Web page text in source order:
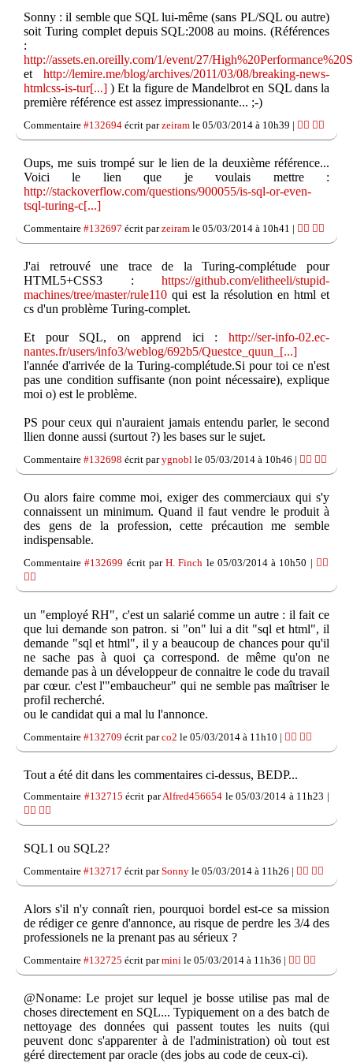
Sonny : il semble que SQL lui-même (sans PL/SQL ou autre)
soit Turing complet depuis SQL:2008 au moins. (Références
:
http://assets.en.oreilly.com/1/event/27/
et http://lemire.me/blog/archives/2011/03/08/breaking-news-
htmlcss-is-tur[...] ) Et la figure de Mandelbrot en SQL dans la
première référence est assez impressionante... ;-)
Commentaire #132694 écrit parzeiram le 05/03/2014 à 10h39 | 👍🏽 👎🏽
Oups, me suis trompé sur le lien de la deuxième référence...
Voici le lien que je voulais mettre :
http://stackoverflow.com/questions/900055/is-sql-or-even-
tsql-turing-c[...]
Commentaire #132697 écrit parzeiram le 05/03/2014 à 10h41 | 👍🏽 👎🏽
J'ai retrouvé une trace de la Turing-complétude pour
HTML5+CSS3 : https://github.com/elitheeli/stupid-
machines/tree/master/rule110 qui est la résolution en html et
cs d'un problème Turing-complet.
Et pour SQL, on apprend ici : http://ser-info-02.ec-
nantes.fr/users/info3/weblog/692b5/Questce_quun_[...]
l'année d'arrivée de la Turing-complétude.Si pour toi ce n'est
pas une condition suffisante (non point nécessaire), explique
moi o) est le problème.
PS pour ceux qui n'auraient jamais entendu parler, le second
llien donne aussi (surtout ?) les bases sur le sujet.
Commentaire #132698 écrit parygnobl le 05/03/2014 à 10h46 | 👍🏽 👎🏽
Ou alors faire comme moi, exiger des commerciaux qui s'y
connaissent un minimum. Quand il faut vendre le produit à
des gens de la profession, cette précaution me semble
indispensable.
Commentaire#132699 écrit par H. Finch le 05/03/2014 à 10h50 | 👍🏽
👎🏽
un "employé RH", c'est un salarié comme un autre : il fait ce
que lui demande son patron. si "on" lui a dit "sql et html", il
demande "sql et html", il y a beaucoup de chances pour qu'il
ne sache pas à quoi ça correspond. de même qu'on ne
demande pas à un développeur de connaitre le code du travail
par cœur. c'est l'"embaucheur" qui ne semble pas maîtriser le
profil recherché.
ou le candidat qui a mal lu l'annonce.
Commentaire #132709 écrit parco2 le 05/03/2014 à 11h10 | 👍🏽 👎🏽
Tout a été dit dans les commentaires ci-dessus, BEDP...
Commentaire #132715 écrit parAlfred456654 le 05/03/2014 à 11h23 |
👍🏽 👎🏽
SQL1 ou SQL2?
Commentaire #132717 écrit parSonny le 05/03/2014 à 11h26 | 👍🏽 👎🏽
Alors s'il n'y connaît rien, pourquoi bordel est-ce sa mission
de rédiger ce genre d'annonce, au risque de perdre les 3/4 des
professionels ne la prenant pas au sérieux ?
Commentaire #132725 écrit parmini le 05/03/2014 à 11h36 | 👍🏽 👎🏽
@Noname: Le projet sur lequel je bosse utilise pas mal de
choses directement en SQL... Typiquement on a des batch de
nettoyage des données qui passent toutes les nuits (qui
peuvent donc s'apparenter à de l'administration) où tout est
géré directement par oracle (des jobs au code de ceux-ci).